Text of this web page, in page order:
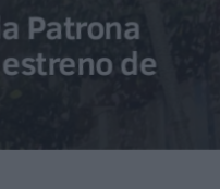
Patrona
de